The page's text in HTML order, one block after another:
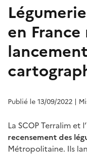
en
Publié le 13/09/2022 |
La SCOP Terralim et
recensement des
Métropolitaine. Ils